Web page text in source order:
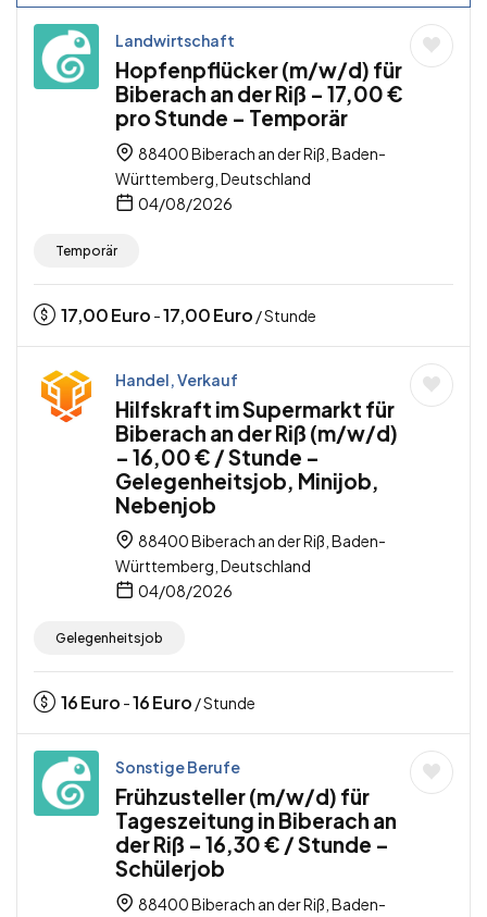
Landwirtschaft
Hopfenpflücker (m/w/d) für
Biberach an der Riß – 17,00 €
pro Stunde – Temporär
88400 Biberach an der Riß, Baden-
Württemberg, Deutschland
04/08/2026
Temporär
17,00Euro -17,00Euro / Stunde
Handel, Verkauf
Hilfskraft im Supermarkt für
Biberach an der Riß (m/w/d)
– 16,00 € / Stunde –
Gelegenheitsjob, Minijob,
Nebenjob
88400 Biberach an der Riß, Baden-
Württemberg, Deutschland
04/08/2026
Gelegenheitsjob
16Euro -16Euro / Stunde
Sonstige Berufe
Frühzusteller (m/w/d) für
Tageszeitung in Biberach an
der Riß – 16,30 € / Stunde –
Schülerjob
88400 Biberach an der Riß, Baden-